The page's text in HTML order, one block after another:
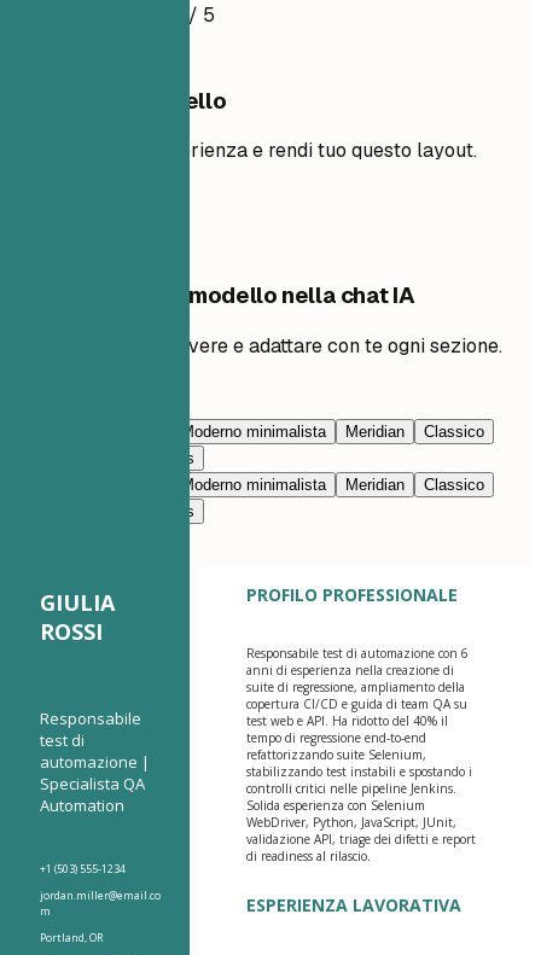
/ 5
Usa questo modello
Aggiungi la tua esperienza e rendi tuo questo layout.
Modifica questo modello nella chat IA
Chiedi all’IA di riscrivere e adattare con te ogni sezione.
Moderno minimalista Meridian
Classico
Nimbus
Moderno minimalista Meridian
Classico
Nimbus
GIULIA
ROSSI
Responsabile
test di
automazione |
Specialista QA
Automation
+1 (503) 555-1234
jordan.miller@email.co
m
Portland, OR
PROFILO PROFESSIONALE
Responsabile test di automazione con 6
anni di esperienza nella creazione di
suite di regressione, ampliamento della
copertura CI/CD e guida di team QA su
test web e API. Ha ridotto del 40% il
tempo di regressione end-to-end
refattorizzando suite Selenium,
stabilizzando test instabili e spostando i
controlli critici nelle pipeline Jenkins.
Solida esperienza con Selenium
WebDriver, Python, JavaScript, JUnit,
validazione API, triage dei difetti e report
di readiness al rilascio.
ESPERIENZA LAVORATIVA